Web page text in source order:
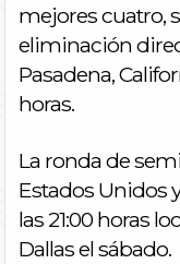
mejores cuatro,
eliminación
Pasadena,
horas.
La ronda de
Estados Unidos
las 21:00 horas
Dallas el